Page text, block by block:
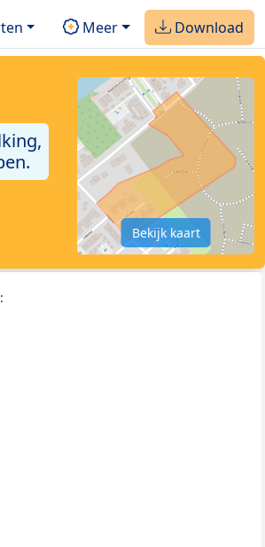
Meer Download
Bekijk kaart